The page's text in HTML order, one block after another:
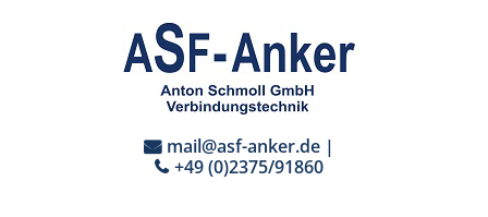
mail@asf-anker.de|
+49 (0)2375/91860